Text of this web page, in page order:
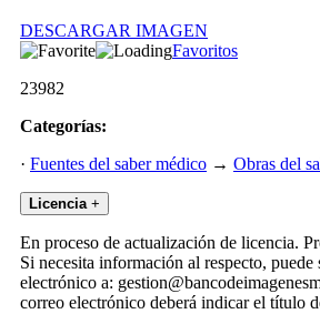
DESCARGAR IMAGEN
Favoritos
23982
Categorías:
· Fuentes del saber médico → Obras del
Licencia +
En proceso de actualización de licencia.
Si necesita información al respecto,
electrónico a:
correo electrónico deberá indicar el título